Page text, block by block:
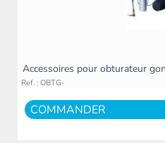
Accessoires pour obturateur
Ref. : OBTG-
COMMANDER